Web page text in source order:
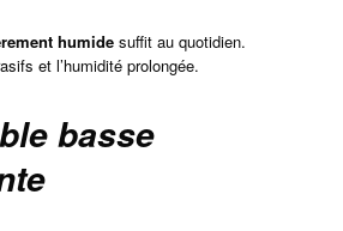
humide suffit au quotidien.
et l’humidité prolongée.
basse